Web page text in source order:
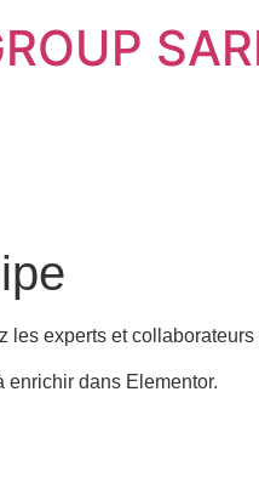
les experts et
enrichir dans Elementor.